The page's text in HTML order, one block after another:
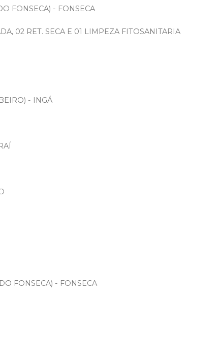
FONSECA) - FONSECA
02 RET. SECA E 01 LIMPEZA FITOSANITARIA
- INGÁ
FONSECA) - FONSECA